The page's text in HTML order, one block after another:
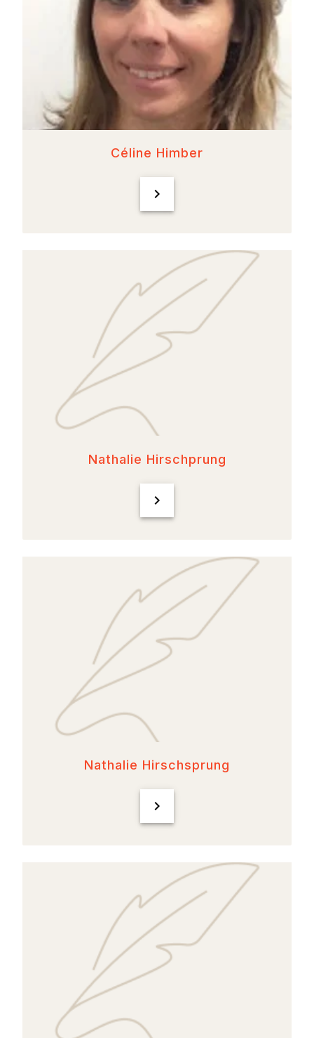
Céline Himber
chevron_right
Nathalie Hirschprung
chevron_right
Nathalie Hirschsprung
chevron_right